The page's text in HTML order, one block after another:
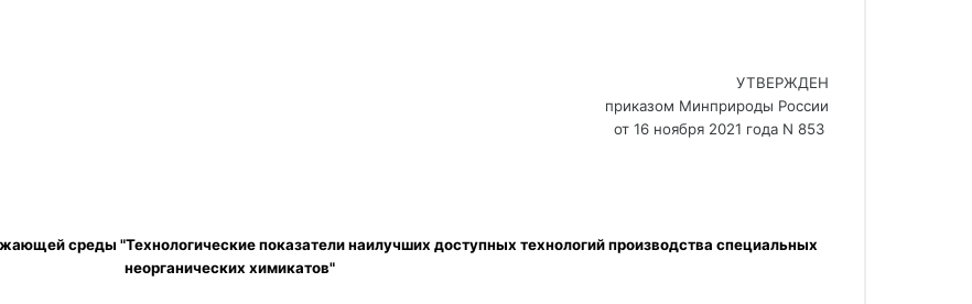
УТВЕРЖДЕН
приказом Минприроды России
от 16 ноября 2021 года N 853
неорганических химикатов"